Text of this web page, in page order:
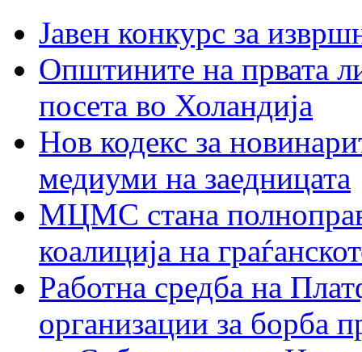
Јавен конкурс за
Општините на првата
посета во Холандија
Нов кодекс за
медиуми на заедницата
МЦМС стана
коалиција на
Работна средба на
организации за борба